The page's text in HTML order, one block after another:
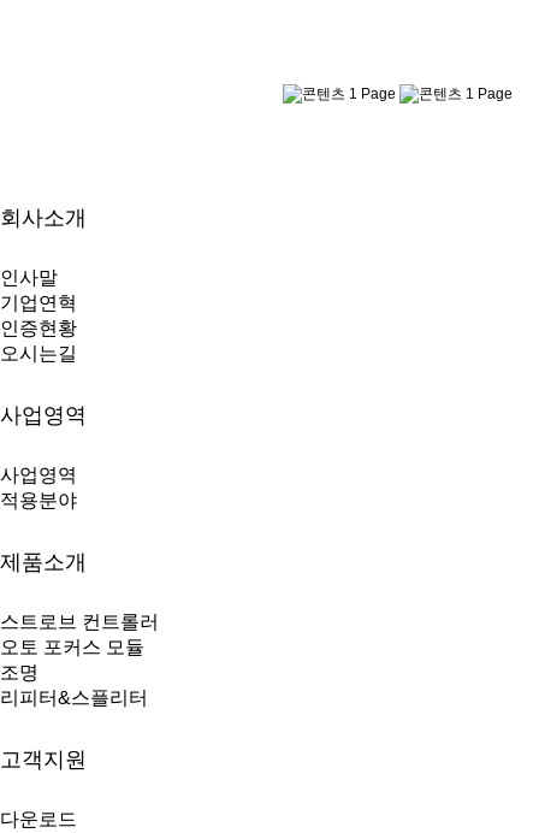
회사소개
인사말
기업연혁
인증현황
오시는길
사업영역
사업영역
적용분야
제품소개
스트로브 컨트롤러
오토 포커스 모듈
조명
리피터&스플리터
고객지원
다운로드